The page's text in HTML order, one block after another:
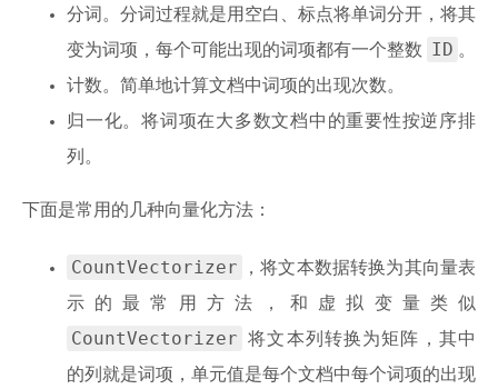
分词。分词过程就是用空白、标点将单词分开，将其
变为词项，每个可能出现的词项都有一个整数
ID 。
计数。简单地计算文档中词项的出现次数。
归一化。将词项在大多数文档中的重要性按逆序排
列。
下面是常用的几种向量化方法：
CountVectorizer
，将文本数据转换为其向量表
示的最常用方法，和虚拟变量类似
CountVectorizer
将文本列转换为矩阵，其中
的列就是词项，单元值是每个文档中每个词项的出现